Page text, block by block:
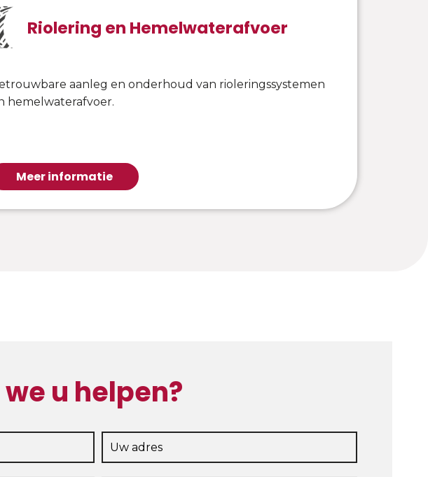
Riolering en Hemelwaterafvoer
aanleg en onderhoud van rioleringssystemen
hemelwaterafvoer.
Meer informatie
u helpen?